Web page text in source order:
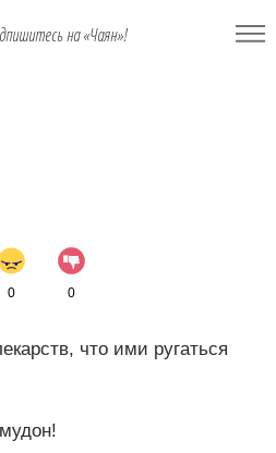
на «Чаян»!
0 0
что ими ругаться